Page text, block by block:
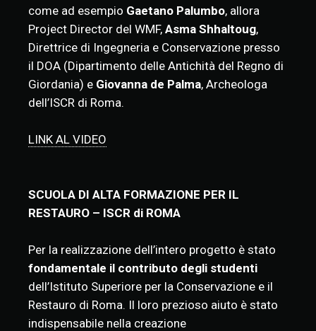
come ad esempio Gaetano Palumbo, allora
Project Director del WMF, Asma Shhaltoug,
Direttrice di Ingegneria e Conservazione presso
il DOA (Dipartimento delle Antichità del Regno di
Giordania) e Giovanna de Palma, Archeologa
dell’ISCR di Roma.
LINK AL VIDEO
SCUOLA DI ALTA FORMAZIONE PER IL
RESTAURO – ISCR di ROMA
Per la realizzazione dell’intero progetto è stato
fondamentale il contributo degli studenti
dell’Istituto Superiore per la Conservazione e il
Restauro di Roma. Il loro prezioso aiuto è stato
indispensabile nella creazione